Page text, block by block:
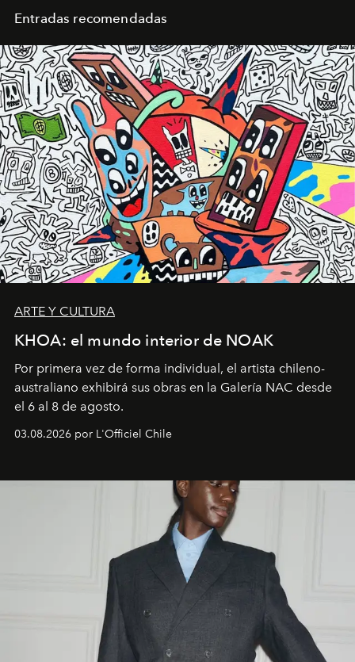
Entradas recomendadas
ARTE Y CULTURA
KHOA: el mundo interior de NOAK
Por primera vez de forma individual, el artista chileno-
australiano exhibirá sus obras en la Galería NAC desde
el 6 al 8 de agosto.
03.08.2026 por L'Officiel Chile